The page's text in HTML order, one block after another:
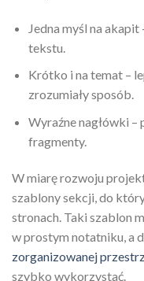
Jedna myśl na
tekstu.
Krótko i na temat –
zrozumiały sposób.
Wyraźne nagłówki –
fragmenty.
W miarę rozwoju
szablony sekcji, do
stronach. Taki szablon
w prostym notatniku, a
zorganizowanej
szybko wykorzystać.